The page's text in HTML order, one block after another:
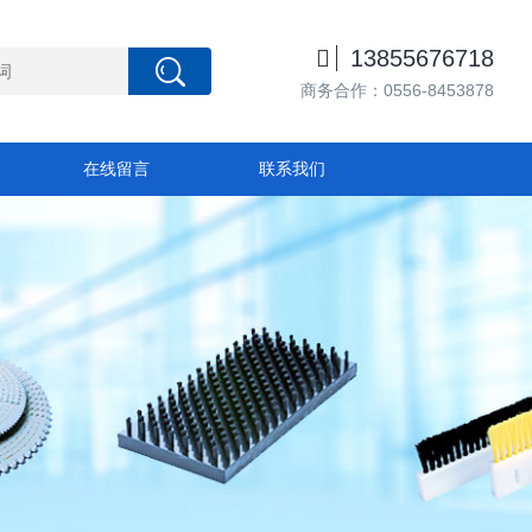
 13855676718
商务合作：0556-8453878
在线留言 联系我们